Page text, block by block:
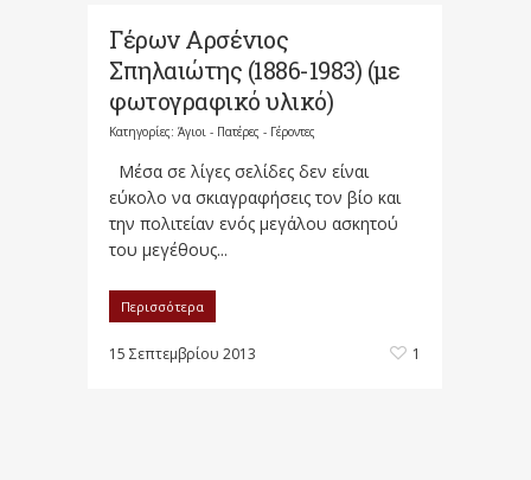
Γέρων Αρσένιος
Σπηλαιώτης (1886-1983) (με
φωτογραφικό υλικό)
Κατηγορίες: Άγιοι - Πατέρες - Γέροντες
Μέσα σε λίγες σελίδες δεν είναι
εύκολο να σκιαγραφήσεις τον βίο και
την πολιτείαν ενός μεγάλου ασκητού
του μεγέθους...
Περισσότερα
15 Σεπτεμβρίου 2013 1